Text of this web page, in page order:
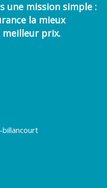
une mission simple :
la mieux
meilleur prix.